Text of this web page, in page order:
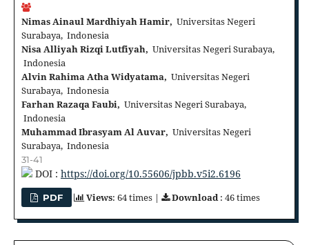
Nimas Ainaul Mardhiyah Hamir, Universitas Negeri
Surabaya, Indonesia
Nisa Alliyah Rizqi Lutfiyah, Universitas Negeri Surabaya,
Indonesia
Alvin Rahima Atha Widyatama, Universitas Negeri
Surabaya, Indonesia
Farhan Razaqa Faubi, Universitas Negeri Surabaya,
Indonesia
Muhammad Ibrasyam Al Auvar, Universitas Negeri
Surabaya, Indonesia
31-41
DOI : https://doi.org/10.55606/jpbb.v5i2.6196
PDF Views: 64 times | Download: 46 times